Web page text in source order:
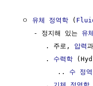
  ㅇ
유체 정역학 (
     - 정지해 있는
유체
        . 주로,
압력
        .
수력학
           ..
수 정
        .
기체 정역학